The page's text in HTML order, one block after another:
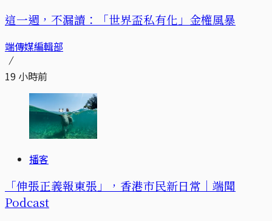
這一週，不漏讀：「世界盃私有化」金權風暴
端傳媒編輯部
19 小時前
播客
「伸張正義報東張」，香港市民新日常｜端聞
Podcast